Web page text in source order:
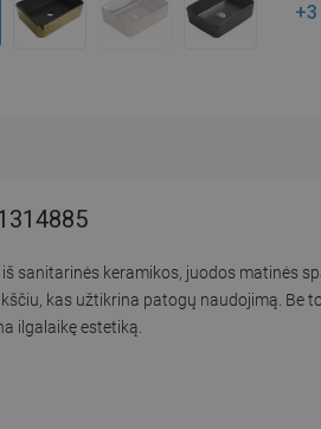
+3
sanitarinės keramikos, juodos matinės
kas užtikrina patogų naudojimą. Be
ilgalaikę estetiką.